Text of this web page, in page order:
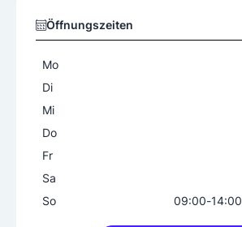
Besondere Services
Öffnungszeiten
Mo
Di
Mi
Do
Fr
Sa
So
09:00-14:00